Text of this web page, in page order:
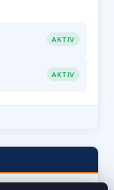
AKTIV
AKTIV